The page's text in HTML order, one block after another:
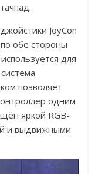
JoyCon
обе стороны
для
позволяет
одним
яркой RGB-
и выдвижными